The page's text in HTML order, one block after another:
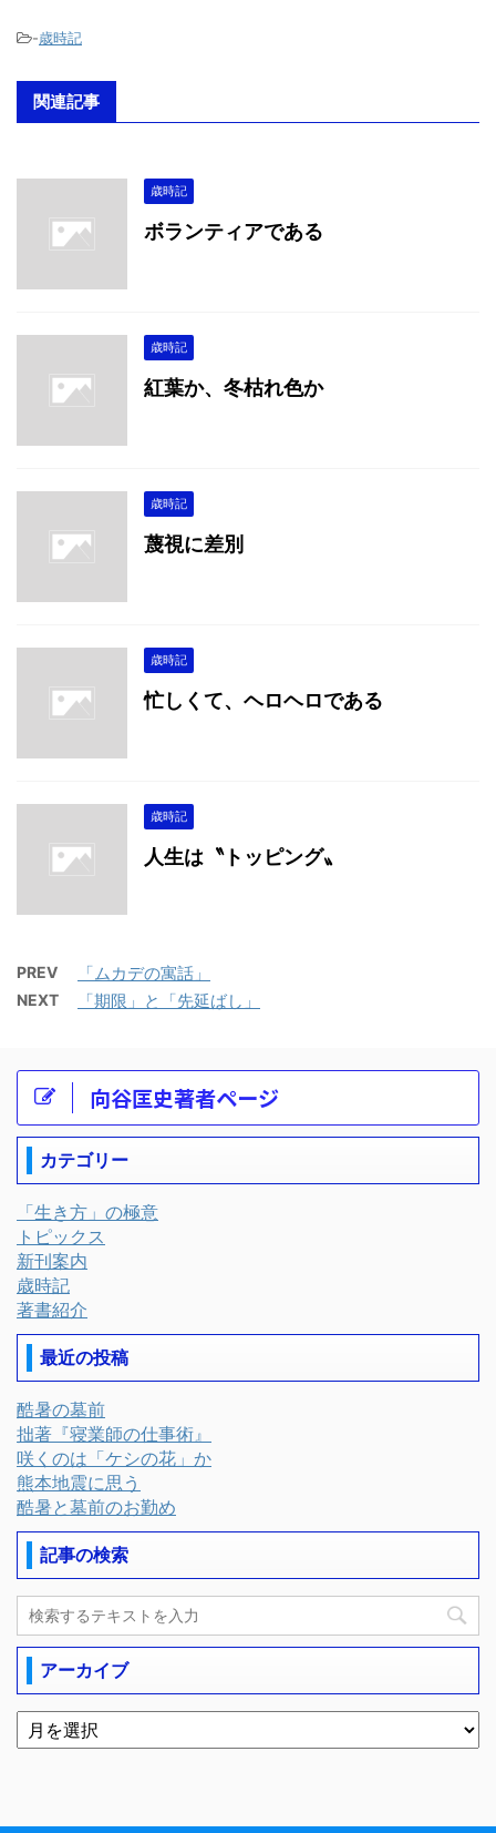
-歳時記
関連記事
歳時記
ボランティアである
歳時記
紅葉か、冬枯れ色か
歳時記
蔑視に差別
歳時記
忙しくて、ヘロヘロである
歳時記
人生は〝トッピング〟
PREV 「ムカデの寓話」
NEXT 「期限」と「先延ばし」
向谷匡史著者ページ
カテゴリー
「生き方」の極意
トピックス
新刊案内
歳時記
著書紹介
最近の投稿
酷暑の墓前
拙著『寝業師の仕事術』
咲くのは「ケシの花」か
熊本地震に思う
酷暑と墓前のお勤め
記事の検索
アーカイブ